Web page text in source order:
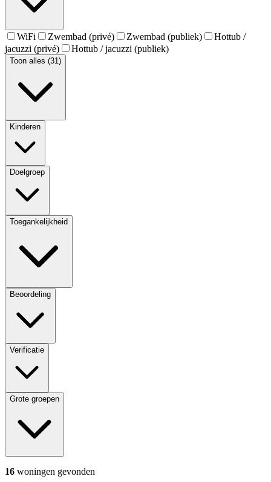
WiFi Zwembad (privé) Zwembad (publiek)
Hottub /
jacuzzi (privé)
Hottub / jacuzzi (publiek)
Toon alles (31)
Kinderen
Doelgroep
Toegankelijkheid
Beoordeling
Verificatie
Grote groepen
16 woningen gevonden